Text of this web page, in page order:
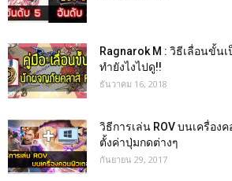
Ragnarok M : วิธีเลื่อนขั้น
ทำยังไงไปดู!!
ธันวาคม 16, 2018
วิธีการเล่น ROV บนเครื่อง
ตั้งค่าปุ่มกดต่างๆ
กันยายน 29, 2017